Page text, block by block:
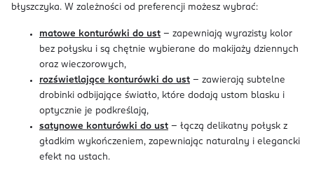
błyszczyka. W zależności od preferencji możesz wybrać:
matowe konturówki do ust – zapewniają wyrazisty kolor
bez połysku i są chętnie wybierane do makijaży dziennych
oraz wieczorowych,
rozświetlające konturówki do ust – zawierają subtelne
drobinki odbijające światło, które dodają ustom blasku i
optycznie je podkreślają,
satynowe konturówki do ust – łączą delikatny połysk z
gładkim wykończeniem, zapewniając naturalny i elegancki
efekt na ustach.